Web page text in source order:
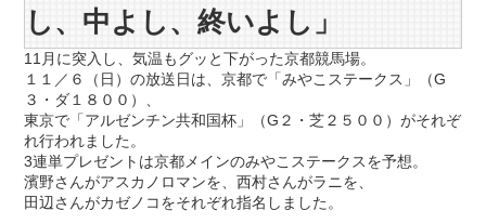
し、中よし、終いよし」
11月に突入し、気温もグッと下がった京都競馬場。
１１／６（日）の放送日は、京都で「みやこステークス」（G
３・ダ１８００）、
東京で「アルゼンチン共和国杯」（G２・芝２５００）がそれぞ
れ行われました。
3連単プレゼントは京都メインのみやこステークスを予想。
濱野さんがアスカノロマンを、西村さんがラニを、
田辺さんがカゼノコをそれぞれ指名しました。